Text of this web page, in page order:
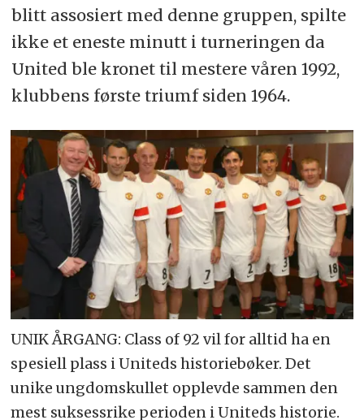
blitt assosiert med denne gruppen, spilte
ikke et eneste minutt i turneringen da
United ble kronet til mestere våren 1992,
klubbens første triumf siden 1964.
UNIK ÅRGANG: Class of 92 vil for alltid ha en
spesiell plass i Uniteds historiebøker. Det
unike ungdomskullet opplevde sammen den
mest suksessrike perioden i Uniteds historie.